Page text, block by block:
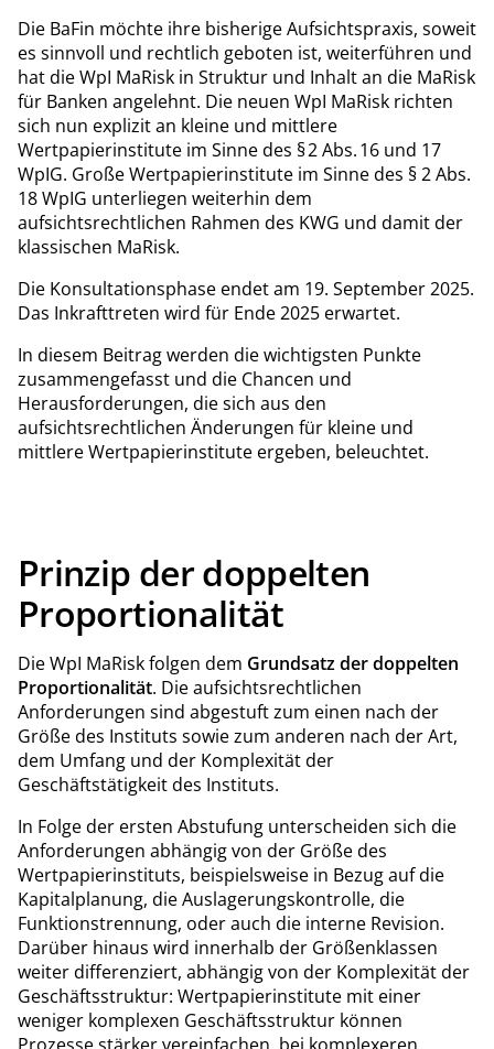
Die BaFin möchte ihre bisherige Aufsichtspraxis, soweit
es sinnvoll und rechtlich geboten ist, weiterführen und
hat die WpI MaRisk in Struktur und Inhalt an die MaRisk
für Banken angelehnt. Die neuen WpI MaRisk richten
sich nun explizit an kleine und mittlere
Wertpapierinstitute im Sinne des § 2 Abs. 16 und 17
WpIG. Große Wertpapierinstitute im Sinne des § 2 Abs.
18 WpIG unterliegen weiterhin dem
aufsichtsrechtlichen Rahmen des KWG und damit der
klassischen MaRisk.
Die Konsultationsphase endet am 19. September 2025.
Das Inkrafttreten wird für Ende 2025 erwartet.
In diesem Beitrag werden die wichtigsten Punkte
zusammengefasst und die Chancen und
Herausforderungen, die sich aus den
aufsichtsrechtlichen Änderungen für kleine und
mittlere Wertpapierinstitute ergeben, beleuchtet.
Prinzip der doppelten
Proportionalität
Die WpI MaRisk folgen dem Grundsatz der doppelten
Proportionalität. Die aufsichtsrechtlichen
Anforderungen sind abgestuft zum einen nach der
Größe des Instituts sowie zum anderen nach der Art,
dem Umfang und der Komplexität der
Geschäftstätigkeit des Instituts.
In Folge der ersten Abstufung unterscheiden sich die
Anforderungen abhängig von der Größe des
Wertpapierinstituts, beispielsweise in Bezug auf die
Kapitalplanung, die Auslagerungskontrolle, die
Funktionstrennung, oder auch die interne Revision.
Darüber hinaus wird innerhalb der Größenklassen
weiter differenziert, abhängig von der Komplexität der
Geschäftsstruktur: Wertpapierinstitute mit einer
weniger komplexen Geschäftsstruktur können